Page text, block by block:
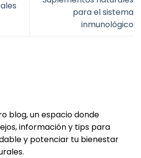
para el sistema
inmunológico
blog, un espacio donde
información y tips para
y potenciar tu bienestar